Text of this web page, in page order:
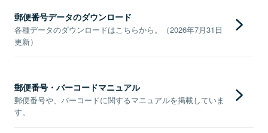
郵便番号データのダウンロード
各種データのダウンロードはこちらから。（2026年7月31日
更新）
郵便番号・バーコードマニュアル
郵便番号や、バーコードに関するマニュアルを掲載していま
す。